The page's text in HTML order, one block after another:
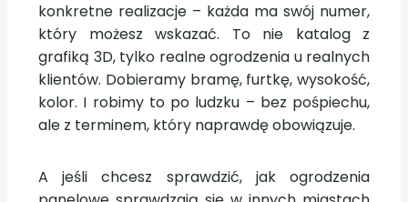
konkretne realizacje – każda ma swój numer,
który możesz wskazać. To nie katalog z
grafiką 3D, tylko realne ogrodzenia u realnych
klientów. Dobieramy bramę, furtkę, wysokość,
kolor. I robimy to po ludzku – bez pośpiechu,
ale z terminem, który naprawdę obowiązuje.
A jeśli chcesz sprawdzić, jak ogrodzenia